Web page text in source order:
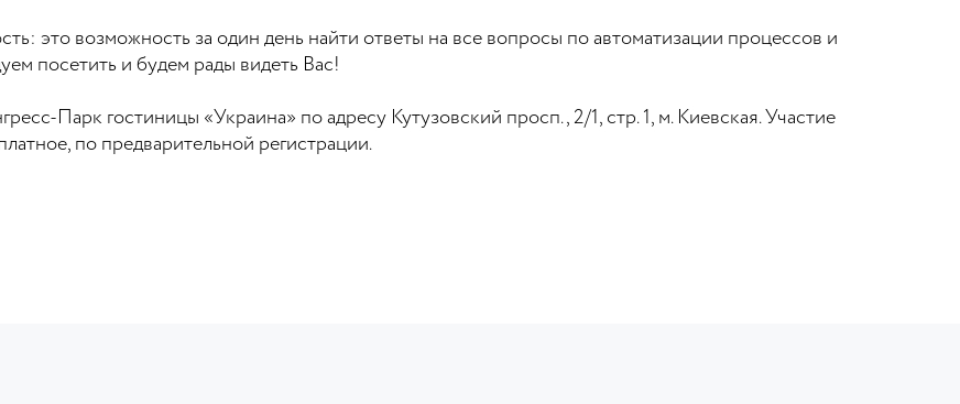
это возможность за один день найти ответы на все вопросы по автоматизации процессов и
посетить и будем рады видеть Вас!
Парк гостиницы «Украина» по адресу Кутузовский просп., 2/1, стр. 1, м. Киевская. Участие
по предварительной регистрации.